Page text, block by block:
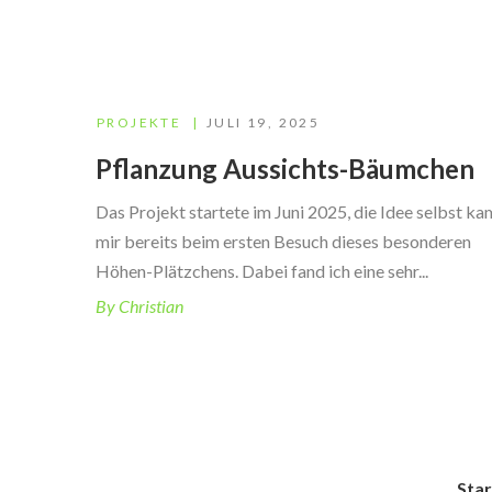
PROJEKTE JULI 19, 2025
Pflanzung Aussichts-Bäumchen
Das Projekt startete im Juni 2025, die Idee selbst
mir bereits beim ersten Besuch dieses besonderen
Höhen-Plätzchens. Dabei fand ich eine sehr...
By Christian